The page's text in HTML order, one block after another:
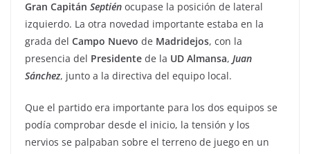
Gran Capitán Septién ocupase la posición de lateral
izquierdo. La otra novedad importante estaba en la
grada del Campo Nuevo de Madridejos, con la
presencia del Presidente de la UD Almansa, Juan
Sánchez, junto a la directiva del equipo local.
Que el partido era importante para los dos equipos se
podía comprobar desde el inicio, la tensión y los
nervios se palpaban sobre el terreno de juego en un